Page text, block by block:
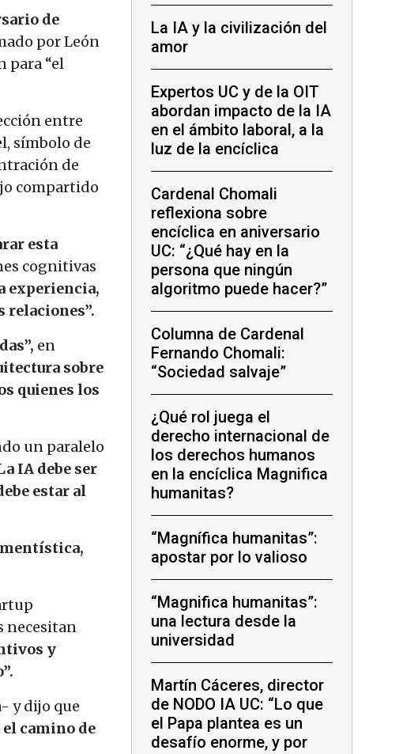
de
por León
para “el
entre
símbolo de
de
compartido
esta
cognitivas
experiencia,
relaciones”.
en
sobre
quienes los
un paralelo
IA debe ser
estar al
necesitan
y
y dijo que
camino de
La IA y la civilización del
amor
Expertos UC y de la OIT
abordan impacto de la IA
en el ámbito laboral, a la
luz de la encíclica
Cardenal Chomali
reflexiona sobre
encíclica en aniversario
UC: “¿Qué hay en la
persona que ningún
algoritmo puede hacer?”
Columna de Cardenal
Fernando Chomali:
“Sociedad salvaje”
¿Qué rol juega el
derecho internacional de
los derechos humanos
en la encíclica Magnifica
humanitas?
“Magnífica humanitas”:
apostar por lo valioso
“Magnifica humanitas”:
una lectura desde la
universidad
Martín Cáceres, director
de NODO IA UC: “Lo que
el Papa plantea es un
desafío enorme, y por